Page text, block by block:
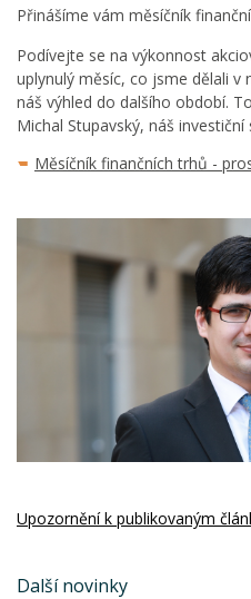
Přinášíme vám měsíčník
Podívejte se na výkonnost
uplynulý měsíc, co jsme dělali
náš výhled do dalšího období.
Michal Stupavský, náš investiční
Měsíčník finančních trhů -
Upozornění k publikovaným
Další novinky